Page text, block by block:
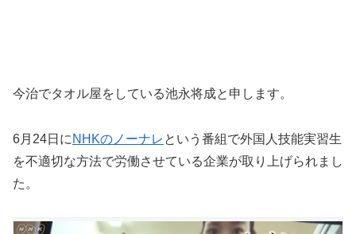
今治でタオル屋をしている池永将成と申します。
6月24日に NHKのノーナレ という番組で外国人技能実習生
を不適切な方法で労働させている企業が取り上げられまし
た。